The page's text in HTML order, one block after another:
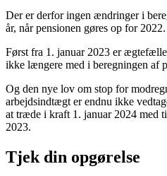
Der er derfor ingen ændringer i
år, når pensionen gøres op for 2022.
Først fra 1. januar 2023 er
ikke længere med i beregningen af
Og den nye lov om stop for
arbejdsindtægt er endnu ikke
at træde i kraft 1. januar 2024 med
2023.
Tjek din opgørelse